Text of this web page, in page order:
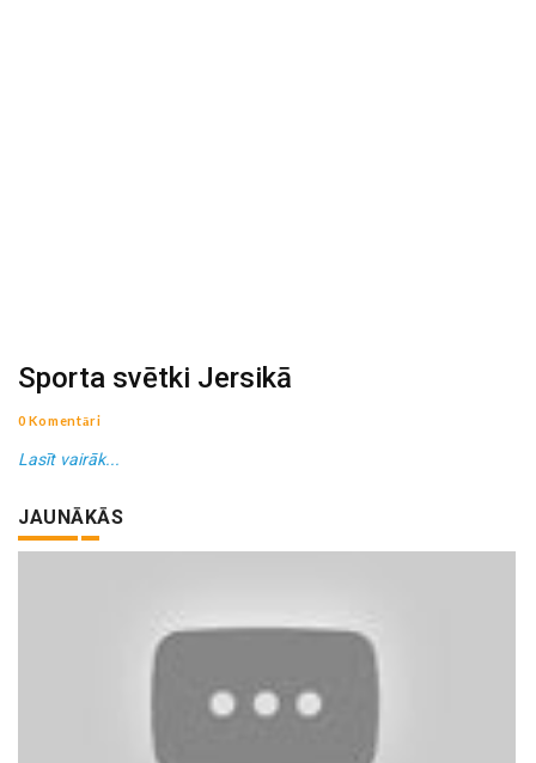
Sporta svētki Jersikā
0 Komentāri
Lasīt vairāk...
JAUNĀKĀS